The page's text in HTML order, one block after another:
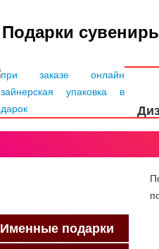
Подарки
Именные подарки